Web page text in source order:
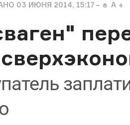
03 ИЮНЯ 2014, 15:17 a A